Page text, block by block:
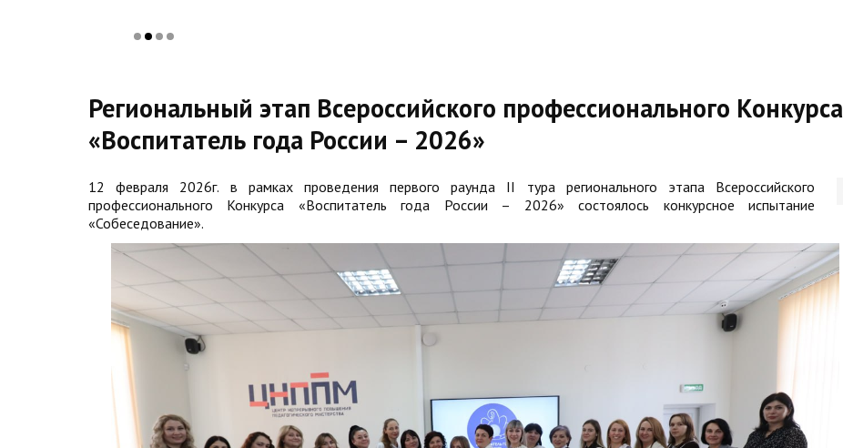
Региональный этап Всероссийского профессионального Конкурса
«Воспитатель года России – 2026»
12 февраля 2026г. в рамках проведения первого раунда II тура регионального этапа Всероссийского
профессионального Конкурса «Воспитатель года России – 2026» состоялось конкурсное испытание
«Собеседование».